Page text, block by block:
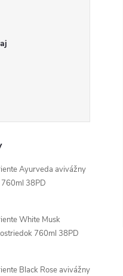
Ayurveda avivážny
38PD
White Musk
760ml 38PD
Black Rose avivážny
Mach3 Darčeková
strojček + pena
Kód: